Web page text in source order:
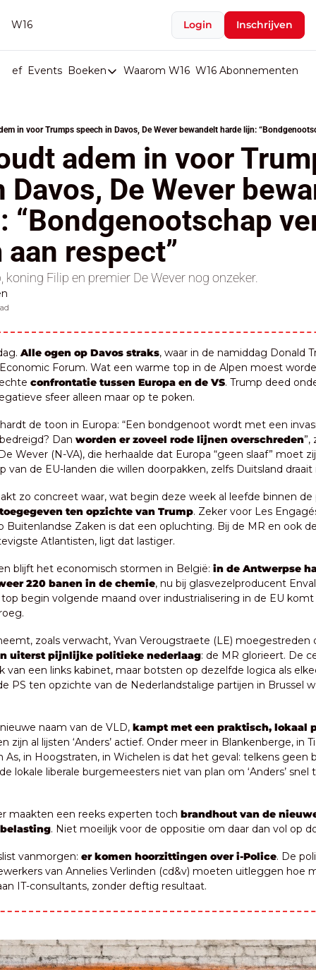
W16 Login Inschrijven
Events Boeken
Boeken
Boeken
Stop de Persen
Het Merk België
De Doodgravers van België
Bpost Hold-up
Waarom W16 W16 Abonnementen
in voor Trumps speech in Davos, De Wever bewandelt harde lijn:
adem in voor
Davos, De Wever
“Bondgenootschap
respect”
Filip en premier De Wever nog onzeker.
Alle ogen op Davos straks, waar in de namiddag Donald
Forum. Wat een warme top in de Alpen moest
confrontatie tussen Europa en de VS. Trump deed
sfeer alleen maar op te poken.
de toon in Europa: “Een bondgenoot wordt met een
Dan worden er zoveel rode lijnen overschreden”,
Wever (N-VA), die herhaalde dat Europa “geen slaaf” moet
van de EU-landen die willen doorpakken, zelfs Duitsland draait
zo concreet waar, wat begin deze week al leefde binnen de
ten opzichte van Trump. Zeker voor Les
Buitenlandse Zaken is dat een opluchting. Bij de MR en ook
Atlantisten, ligt dat lastiger.
blijft het economisch stormen in België: in de Antwerpse
220 banen in de chemie, nu bij glasvezelproducent
begin volgende maand over industrialisering in de EU
zoals verwacht, Yvan Verougstraete (LE) moegestreden
uiterst pijnlijke politieke nederlaag: de MR glorieert. De
van een links kabinet, maar botsten op dezelfde logica als
PS ten opzichte van de Nederlandstalige partijen in Brussel
naam van de VLD, kampt met een praktisch, lokaal
zijn al lijsten ‘Anders’ actief. Onder meer in Blankenberge, in
As, in Hoogstraten, in Wichelen is dat het geval: telkens geen
lokale liberale burgemeesters niet van plan om ‘Anders’ snel
maakten een reeks experten toch brandhout van de
. Niet moeilijk voor de oppositie om daar dan vol op
vanmorgen: er komen hoorzittingen over i-Police. De
van Annelies Verlinden (cd&v) moeten uitleggen hoe
IT-consultants, zonder deftig resultaat.